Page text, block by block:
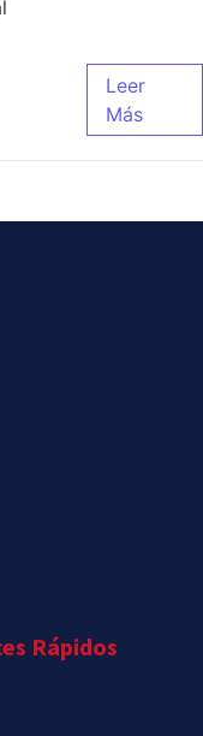
Leer
Más
Rápidos